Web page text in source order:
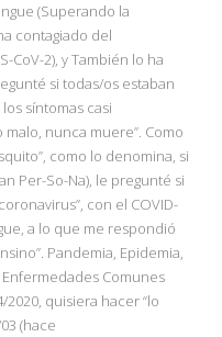
(Superando la
contagiado del
CoV-2), y También lo ha
si todas/os estaban
síntomas casi
malo, nunca muere”. Como
como lo denomina, si
Per-So-Na), le pregunté si
con el COVID-
a lo que me respondió
Pandemia, Epidemia,
Comunes
2020, quisiera hacer “lo
(hace